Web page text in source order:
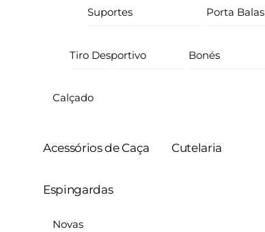
Suportes Porta Balas
Tiro Desportivo Bonés
Calçado
Acessórios de Caça Cutelaria
Espingardas
Novas